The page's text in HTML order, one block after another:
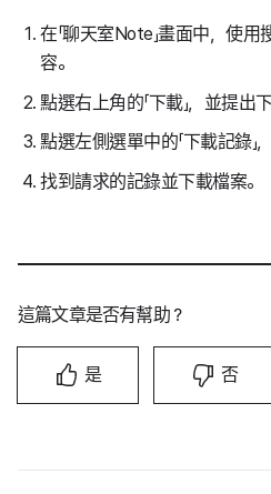
在「聊天室Note」畫面中，使
容。
點選右上角的「下載」，並提出
點選左側選單中的「下載記錄」
找到請求的記錄並下載檔案。
這篇文章是否有幫助？
是 否